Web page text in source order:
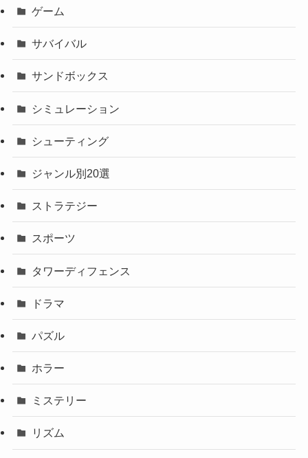
ゲーム
サバイバル
サンドボックス
シミュレーション
シューティング
ジャンル別20選
ストラテジー
スポーツ
タワーディフェンス
ドラマ
パズル
ホラー
ミステリー
リズム